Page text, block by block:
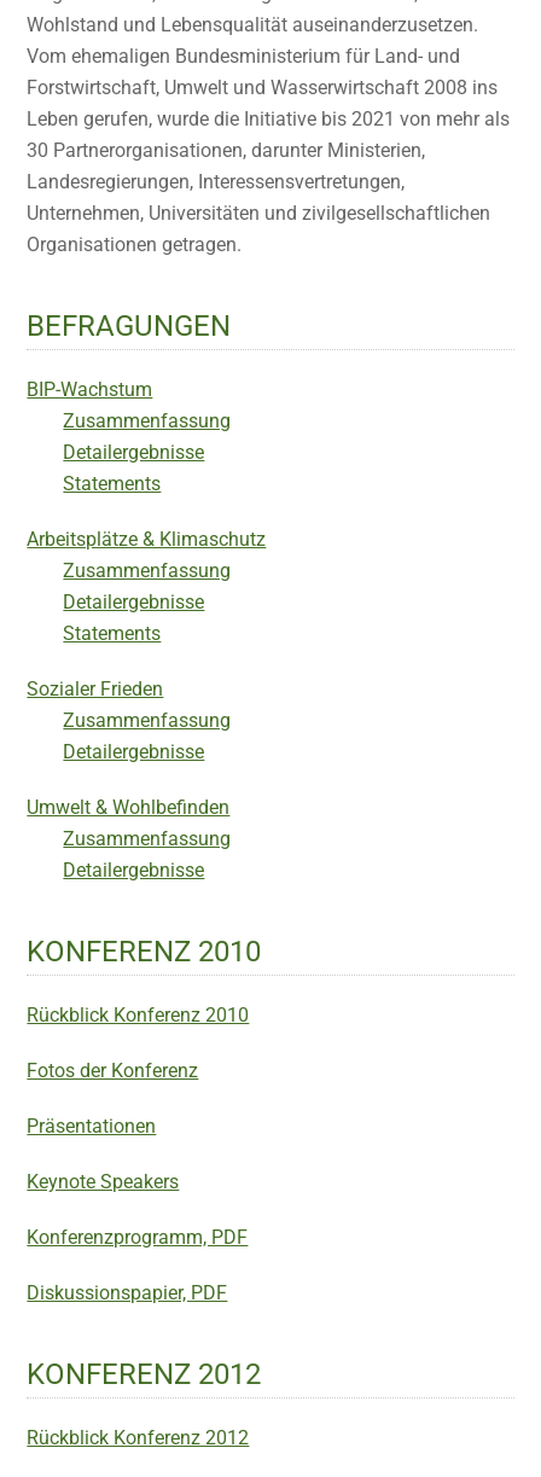
Wohlstand und Lebensqualität auseinanderzusetzen.
Vom ehemaligen Bundesministerium für Land- und
Forstwirtschaft, Umwelt und Wasserwirtschaft 2008 ins
Leben gerufen, wurde die Initiative bis 2021 von mehr als
30 Partnerorganisationen, darunter Ministerien,
Landesregierungen, Interessensvertretungen,
Unternehmen, Universitäten und zivilgesellschaftlichen
Organisationen getragen.
BEFRAGUNGEN
BIP-Wachstum
Zusammenfassung
Detailergebnisse
Statements
Arbeitsplätze & Klimaschutz
Zusammenfassung
Detailergebnisse
Statements
Sozialer Frieden
Zusammenfassung
Detailergebnisse
Umwelt & Wohlbefinden
Zusammenfassung
Detailergebnisse
KONFERENZ 2010
Rückblick Konferenz 2010
Fotos der Konferenz
Präsentationen
Keynote Speakers
Konferenzprogramm, PDF
Diskussionspapier, PDF
KONFERENZ 2012
Rückblick Konferenz 2012